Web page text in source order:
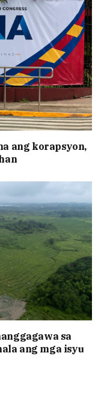
ang korapsyon,
sa
ang mga isyu